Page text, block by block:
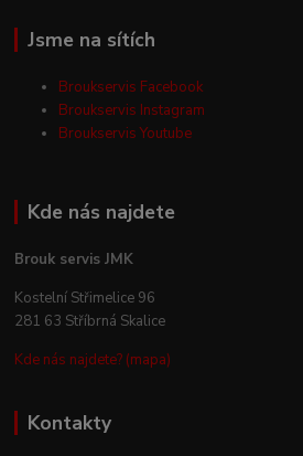
Jsme na sítích
Broukservis Facebook
Broukservis Instagram
Broukservis Youtube
Kde nás najdete
Brouk servis JMK
Kostelní Střimelice 96
281 63 Stříbrná Skalice
Kde nás najdete? (mapa)
Kontakty